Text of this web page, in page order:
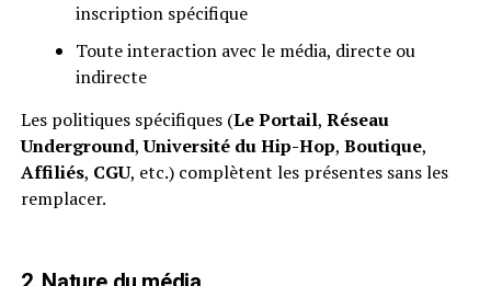
inscription spécifique
Toute interaction avec le média, directe ou
indirecte
Les politiques spécifiques (Le Portail, Réseau
Underground,Université du Hip-Hop, Boutique,
Affiliés, CGU, etc.) complètent les présentes sans les
remplacer.